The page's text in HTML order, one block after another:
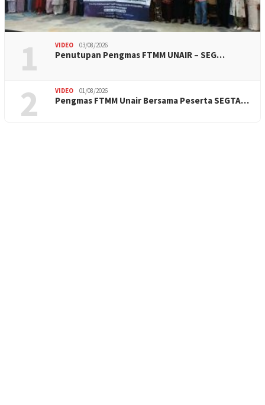
1 VIDEO 03/08/2026
Penutupan Pengmas FTMM UNAIR – SEG…
2 VIDEO 01/08/2026
Pengmas FTMM Unair Bersama Peserta SEGTA…